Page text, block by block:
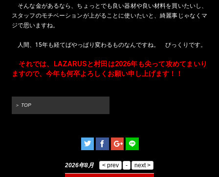
そんな金があるなら、ちょっとでも良い器材や良い材料を買いたいし、
スタッフのモチベーションが上がることに使いたいと、綺麗事じゃなくマ
ジで思いますね。
人間、15年も経てばやっぱり変わるものなんですね。 びっくりです。
それでは、LAZARUSと村田は2026年も尖って攻めてまいり
ますので、今年も何卒よろしくお願い申し上げます！！
＞ TOP
2026年8月